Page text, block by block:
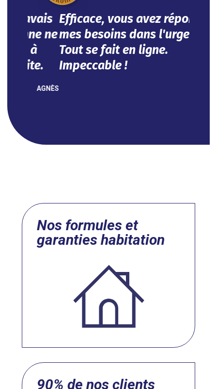
Efficace, vous avez répondu à
mes besoins dans l'urgence.
Tout se fait en ligne.
Impeccable !
garanties habitation